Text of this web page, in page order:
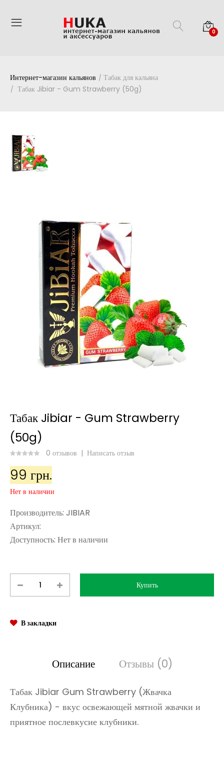
0
Интернет-магазин кальянов
Табак для кальяна
Табак Jibiar - Gum Strawberry (50g)
Табак Jibiar - Gum Strawberry
(50g)
0 отзывов | Написать отзыв
99 грн.
Нет в наличии
Производитель: JIBIAR
Артикул:
Доступность: Нет в наличии
В закладки
Описание Отзывы (0)
Табак Jibiar Gum Strawberry (Жвачка
Клубника) - вкус освежающей мятной жвачки и
приятное послевкусие клубники.